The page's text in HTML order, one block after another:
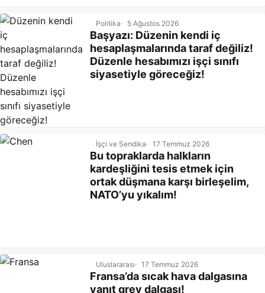
Başyazı: Düzenin kendi iç
hesaplaşmalarında taraf değiliz!
Düzenle hesabımızı işçi sınıfı
siyasetiyle göreceğiz!
Politika 5 Ağustos 2026
Bu topraklarda halkların
kardeşliğini tesis etmek için
ortak düşmana karşı birleşelim,
NATO’yu yıkalım!
İşçi ve Sendika 17 Temmuz 2026
Fransa’da sıcak hava dalgasına
yanıt grev dalgası!
Uluslararası 17 Temmuz 2026